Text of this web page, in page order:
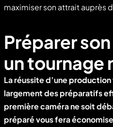
maximiser son attrait auprès
Préparer
un tournage
La réussite d’uneproduction
largement des préparatifs
première caméra ne soit
préparé vous fera